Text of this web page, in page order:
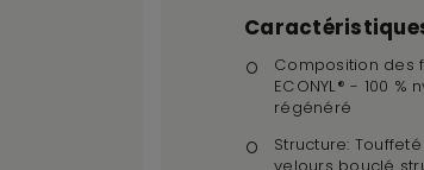
Composition des
ECONYL® - 100 %
régénéré
Structure: Touffeté